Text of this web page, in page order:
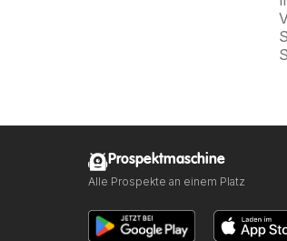
Prospektmaschine
Alle Prospekte an einem Platz